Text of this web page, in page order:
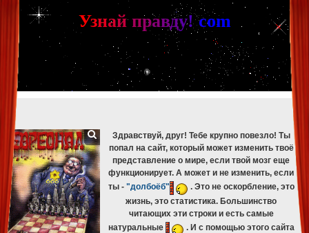
[phpBB Debug] PHP Warning : in file [ROOT]/phpbb/db/driver/mysqli.php
mysqli_fetch_assoc(): Couldn't fetch mysqli_result
[phpBB Debug] PHP Warning: in file[ROOT]/phpbb/db/driver/mysqli.php 329
mysqli_free_result(): Couldn't fetch mysqli_result
[phpBB Debug] PHP Warning
[ROOT]/phpbb/db/driver/mysqli.php on line 265
mysqli_fetch_assoc(): Couldn't fetch mysqli_result
[phpBB Debug] PHP Warning
: in file [ROOT]/phpbb/db/driver/mysqli.php on line329
mysqli_free_result(): Couldn't fetch mysqli_result
[phpBB Debug] PHP Warning: in file [ROOT]/phpbb/db/driver/mysqli.php on line 265
mysqli_fetch_assoc(): Couldn't fetch mysqli_result
[phpBB Debug] PHP Warning
[ROOT]/phpbb/db/driver/mysqli.php on line329:
mysqli_free_result(): Couldn't fetch mysqli_result
Узнай правду! com
Здравствуй, друг! Тебе крупно повезло! Ты
попал на сайт, который может изменить твоё
представление о мире, если твой мозг еще
функционирует. А может и не изменить, если
ты - "долбоёб"
. Это не оскорбление, это
жизнь, это статистика. Большинство
читающих эти строки и есть самые
натуральные
. И с помощью этого сайта